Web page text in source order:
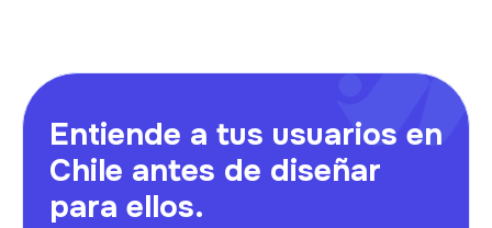
Entiende a tus usuarios en
Chile antes de diseñar
para ellos.